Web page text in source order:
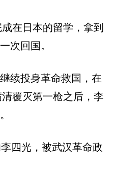
在日本的留学，拿到
次回国。
续投身革命救国，在
覆灭第一枪之后，李
四光，被武汉革命政